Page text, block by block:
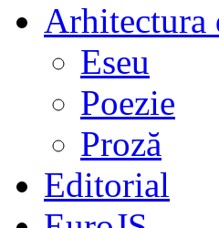
Arhitectura
Eseu
Poezie
Proză
Editorial